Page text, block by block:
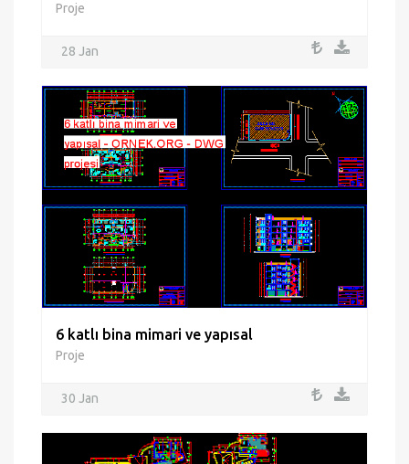
Proje
28 Jan
6 katlı bina mimari ve yapısal
Proje
30 Jan